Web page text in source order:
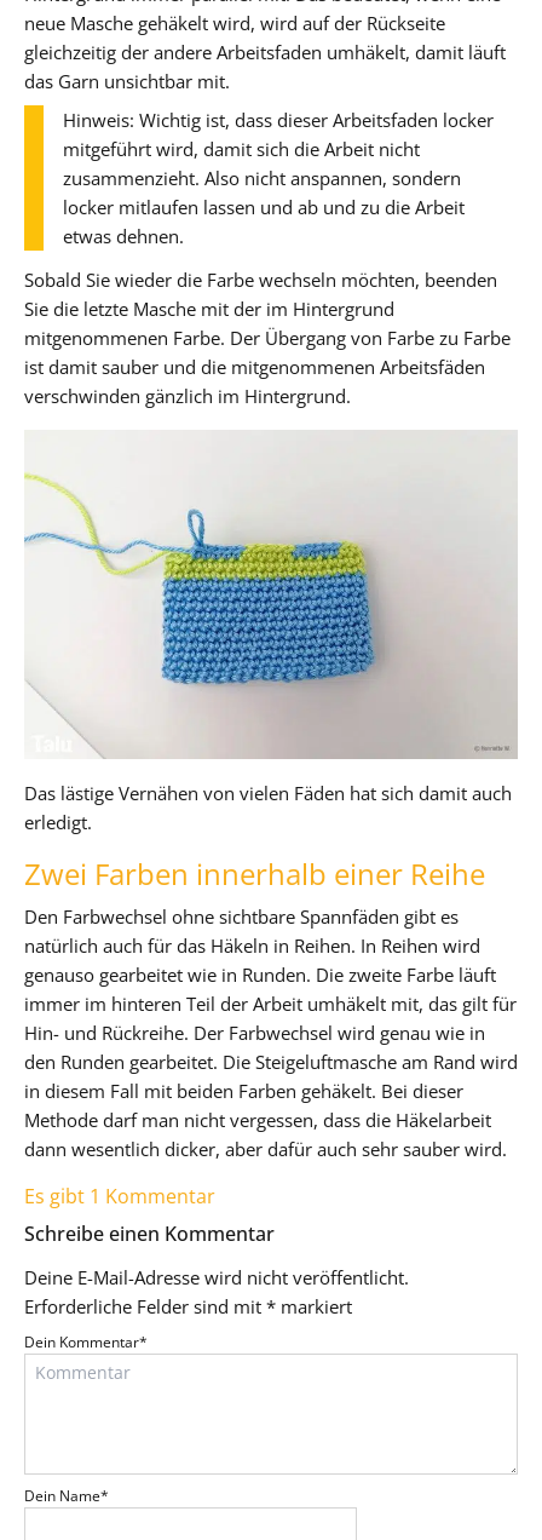
neue Masche gehäkelt wird, wird auf der Rückseite
gleichzeitig der andere Arbeitsfaden umhäkelt, damit läuft
das Garn unsichtbar mit.
Hinweis: Wichtig ist, dass dieser Arbeitsfaden locker
mitgeführt wird, damit sich die Arbeit nicht
zusammenzieht. Also nicht anspannen, sondern
locker mitlaufen lassen und ab und zu die Arbeit
etwas dehnen.
Sobald Sie wieder die Farbe wechseln möchten, beenden
Sie die letzte Masche mit der im Hintergrund
mitgenommenen Farbe. Der Übergang von Farbe zu Farbe
ist damit sauber und die mitgenommenen Arbeitsfäden
verschwinden gänzlich im Hintergrund.
Das lästige Vernähen von vielen Fäden hat sich damit auch
erledigt.
Zwei Farben innerhalb einer Reihe
Den Farbwechsel ohne sichtbare Spannfäden gibt es
natürlich auch für das Häkeln in Reihen. In Reihen wird
genauso gearbeitet wie in Runden. Die zweite Farbe läuft
immer im hinteren Teil der Arbeit umhäkelt mit, das gilt für
Hin- und Rückreihe. Der Farbwechsel wird genau wie in
den Runden gearbeitet. Die Steigeluftmasche am Rand wird
in diesem Fall mit beiden Farben gehäkelt. Bei dieser
Methode darf man nicht vergessen, dass die Häkelarbeit
dann wesentlich dicker, aber dafür auch sehr sauber wird.
Es gibt 1 Kommentar
Schreibe einen Kommentar
Deine E-Mail-Adresse wird nicht veröffentlicht.
Erforderliche Felder sind mit * markiert
Dein Kommentar*
Dein Name*